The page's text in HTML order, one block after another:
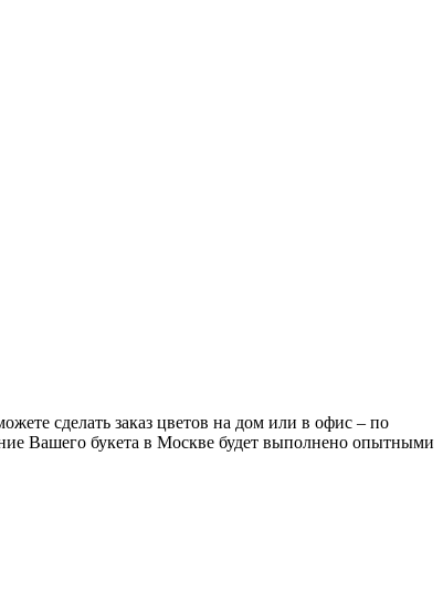
сделать заказ цветов на дом или в офис – по
Вашего букета в Москве будет выполнено опытными